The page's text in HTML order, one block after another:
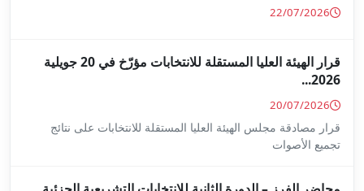
قرار الهيئة العليا المستقلة للانتخابات مؤرّخ في 20 جويلية
المستقلة للانتخابات على نتائج